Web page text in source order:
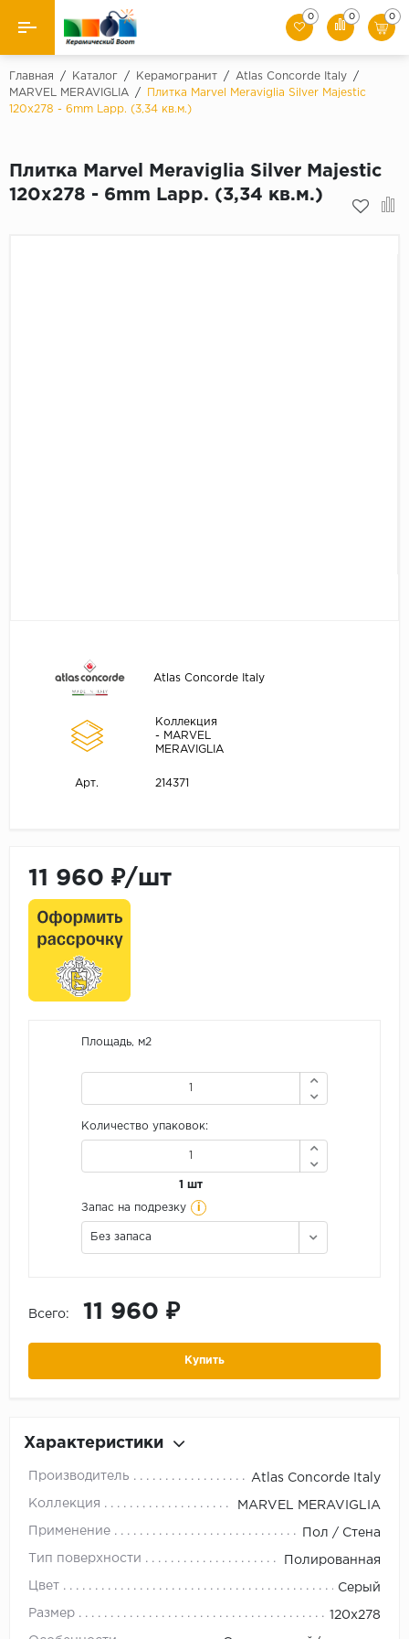
Назад
Производители
Керамогранит
0 0 0
Главная / Каталог / Керамогранит / Atlas Concorde Italy
/
MARVEL MERAVIGLIA
/
Плитка Marvel Meraviglia Silver Majestic
120x278 - 6mm Lapp. (3,34 кв.м.)
Плитка Marvel Meraviglia Silver Majestic
120x278 - 6mm Lapp. (3,34 кв.м.)
Atlas Concorde Italy
Коллекция
- MARVEL
MERAVIGLIA
Арт. 214371
11 960 ₽/шт
Площадь, м2
Количество упаковок:
1 шт
Запас на подрезку i
Без запаса
Всего: 11 960 ₽
Купить
Характеристики
Производитель Atlas Concorde Italy
Коллекция MARVEL MERAVIGLIA
Применение Пол / Стена
Тип поверхности Полированная
Цвет Серый
Размер 120x278